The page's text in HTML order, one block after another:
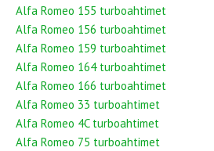
Alfa Romeo 155 turboahtimet
Alfa Romeo 156 turboahtimet
Alfa Romeo 159 turboahtimet
Alfa Romeo 164 turboahtimet
Alfa Romeo 166 turboahtimet
Alfa Romeo 33 turboahtimet
Alfa Romeo 4C turboahtimet
Alfa Romeo 75 turboahtimet